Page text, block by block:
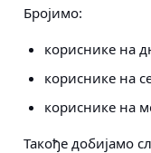
Бројимо:
кориснике на
кориснике на
кориснике на
Такође добијамо